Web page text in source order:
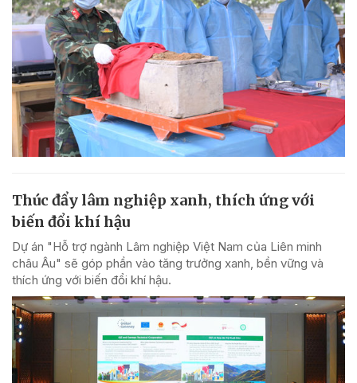
Thúc đẩy lâm nghiệp xanh, thích ứng với
biến đổi khí hậu
Dự án "Hỗ trợ ngành Lâm nghiệp Việt Nam của Liên minh
châu Âu" sẽ góp phần vào tăng trưởng xanh, bền vững và
thích ứng với biến đổi khí hậu.